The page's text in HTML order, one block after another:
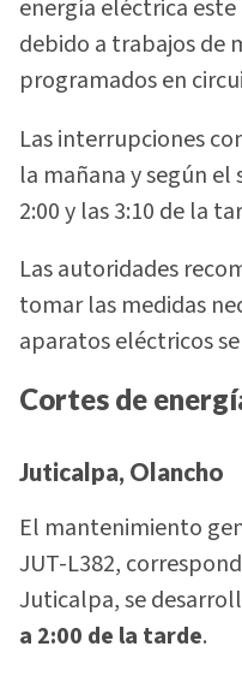
energía eléctrica
debido a trabajos de
programados en
Las interrupciones
la mañana y según
2:00 y las 3:10 de la
Las autoridades
tomar las medidas
aparatos eléctricos
Cortes de
Juticalpa, Olancho
El mantenimiento
JUT-L382,
Juticalpa, se
a 2:00 de la tarde.